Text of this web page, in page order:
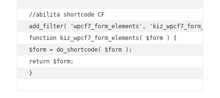
//abilita shortcode CF
add_filter( 'wpcf7_form_elements',
function kiz_wpcf7_form_elements( $form ) {
$form = do_shortcode( $form );
return $form;